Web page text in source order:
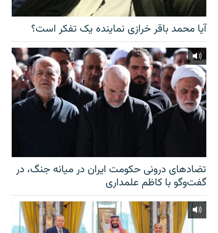
آیا محمد باقر خرازی نماینده یک تفکر است؟
تضادهای درونی حکومت ایران در میانه جنگ، در
گفت‌‌وگو با کاظم علمداری